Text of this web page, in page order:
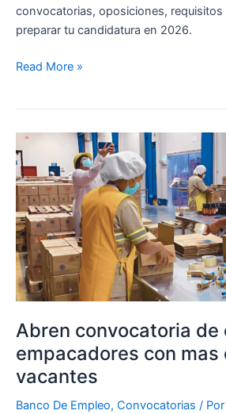
convocatorias, oposiciones, requisitos
preparar tu candidatura en 2026.
Read More »
Abren convocatoria de
empacadores con mas
vacantes
Banco De Empleo, Convocatorias / Por
Abren
convocatoria
de
empleo
para
empacadores
con
mas
de
vacantes